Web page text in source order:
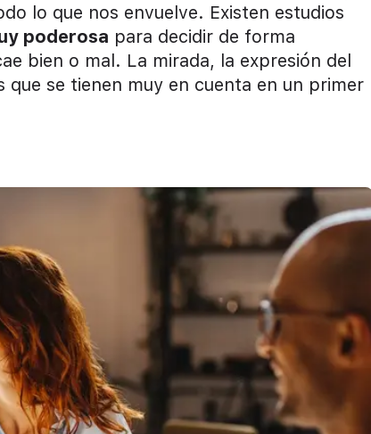
lo que nos envuelve. Existen estudios
poderosa para decidir de forma
bien o mal. La mirada, la expresión del
se tienen muy en cuenta en un primer